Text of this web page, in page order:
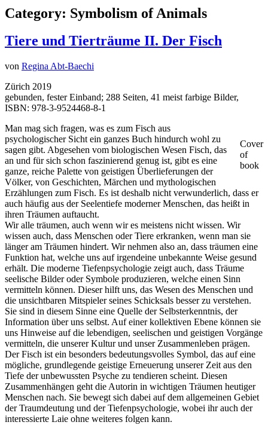
Category: Symbolism of Animals
Tiere und Tierträume II. Der Fisch
von Regina Abt-Baechi
Zürich 2019
gebunden, fester Einband; 288 Seiten, 41 meist farbige Bilder,
ISBN: 978-3-9524468-8-1
Cover
of
book
Man mag sich fragen, was es zum Fisch aus
psychologischer Sicht ein ganzes Buch hindurch wohl zu
sagen gibt. Abgesehen vom biologischen Wesen Fisch, das
an und für sich schon faszinierend genug ist, gibt es eine
ganze, reiche Palette von geistigen Überlieferungen der
Völker, von Geschichten, Märchen und mythologischen
Erzählungen zum Fisch. Es ist deshalb nicht verwunderlich, dass er
auch häufig aus der Seelentiefe moderner Menschen, das heißt in
ihren Träumen auftaucht.
Wir alle träumen, auch wenn wir es meistens nicht wissen. Wir
wissen auch, dass Menschen oder Tiere erkranken, wenn man sie
länger am Träumen hindert. Wir nehmen also an, dass träumen eine
Funktion hat, welche uns auf irgendeine unbekannte Weise gesund
erhält. Die moderne Tiefenpsychologie zeigt auch, dass Träume
seelische Bilder oder Symbole produzieren, welche einen Sinn
vermitteln können. Dieser hilft uns, das Wesen des Menschen und
die unsichtbaren Mitspieler seines Schicksals besser zu verstehen.
Sie sind in diesem Sinne eine Quelle der Selbsterkenntnis, der
Information über uns selbst. Auf einer kollektiven Ebene können sie
uns Hinweise auf die lebendigen, seelischen und geistigen Vorgänge
vermitteln, die unserer Kultur und unser Zusammenleben prägen.
Der Fisch ist ein besonders bedeutungsvolles Symbol, das auf eine
mögliche, grundlegende geistige Erneuerung unserer Zeit aus den
Tiefe der unbewussten Psyche zu tendieren scheint. Diesen
Zusammenhängen geht die Autorin in wichtigen Träumen heutiger
Menschen nach. Sie bewegt sich dabei auf dem allgemeinen Gebiet
der Traumdeutung und der Tiefenpsychologie, wobei ihr auch der
interessierte Laie ohne weiteres folgen kann.